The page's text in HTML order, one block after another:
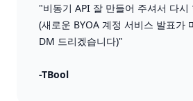
"비동기 API 잘 만들어 주셔서 다시
(새로운 BYOA 계정 서비스 발표가
DM 드리겠습니다)"
-TBool